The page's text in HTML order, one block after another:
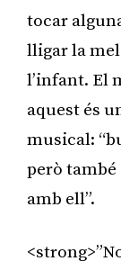
tocar
lligar la
l’infant. El
aquest és
musical:
però també
amb ell”.